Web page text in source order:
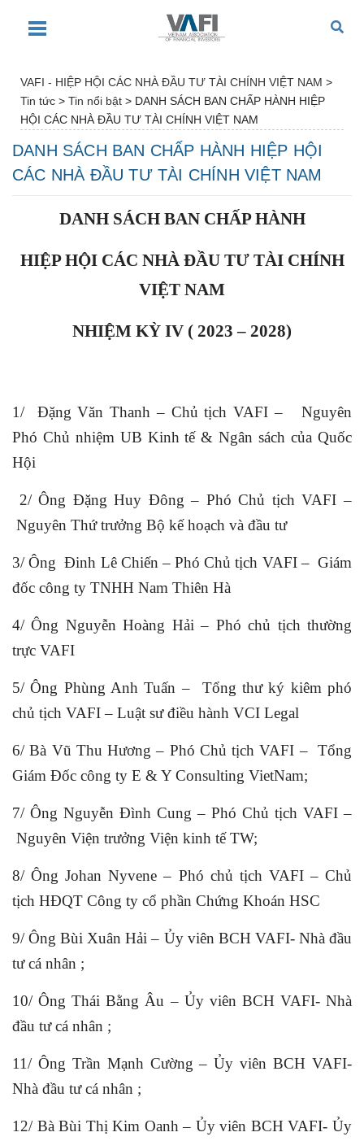
VAFI - HIỆP HỘI CÁC NHÀ ĐẦU TƯ TÀI CHÍNH VIỆT NAM >
Tin tức > Tin nổi bật > DANH SÁCH BAN CHẤP HÀNH HIỆP
HỘI CÁC NHÀ ĐẦU TƯ TÀI CHÍNH VIỆT NAM
DANH SÁCH BAN CHẤP HÀNH HIỆP HỘI
CÁC NHÀ ĐẦU TƯ TÀI CHÍNH VIỆT NAM
DANH SÁCH BAN CHẤP HÀNH
HIỆP HỘI CÁC NHÀ ĐẦU TƯ TÀI CHÍNH
VIỆT NAM
NHIỆM KỲ IV ( 2023 – 2028)
1/ Đặng Văn Thanh – Chủ tịch VAFI – Nguyên
Phó Chủ nhiệm UB Kinh tế & Ngân sách của Quốc
Hội
2/ Ông Đặng Huy Đông – Phó Chủ tịch VAFI –
Nguyên Thứ trưởng Bộ kế hoạch và đầu tư
3/ Ông Đinh Lê Chiến – Phó Chủ tịch VAFI – Giám
đốc công ty TNHH Nam Thiên Hà
4/ Ông Nguyễn Hoàng Hải – Phó chủ tịch thường
trực VAFI
5/ Ông Phùng Anh Tuấn – Tổng thư ký kiêm phó
chủ tịch VAFI – Luật sư điều hành VCI Legal
6/ Bà Vũ Thu Hương – Phó Chủ tịch VAFI – Tổng
Giám Đốc công ty E & Y Consulting VietNam;
7/ Ông Nguyễn Đình Cung – Phó Chủ tịch VAFI –
Nguyên Viện trưởng Viện kinh tế TW;
8/ Ông Johan Nyvene – Phó chủ tịch VAFI – Chủ
tịch HĐQT Công ty cổ phần Chứng Khoán HSC
9/ Ông Bùi Xuân Hải – Ủy viên BCH VAFI- Nhà đầu
tư cá nhân ;
10/ Ông Thái Bằng Âu – Ủy viên BCH VAFI- Nhà
đầu tư cá nhân ;
11/ Ông Trần Mạnh Cường – Ủy viên BCH VAFI-
Nhà đầu tư cá nhân ;
12/ Bà Bùi Thị Kim Oanh – Ủy viên BCH VAFI- Ủy